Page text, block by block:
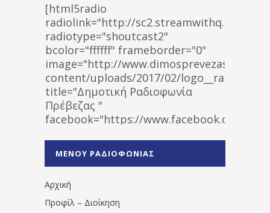
[html5radio
radiolink="http://
radiotype="shoutcast2"
bcolor="ffffff" frameborder="0"
image="http://www.dimosprevezas.gr/wp-
content/uploads/2017/02/
title="Δημοτική Ραδιοφωνία
Πρέβεζας "
facebook="https://www.facebook.com/
1531194763766854/" artist="" ]
ΜΕΝΟΥ ΡΑΔΙΟΦΩΝΙΑΣ
Αρχική
Προφίλ – Διοίκηση